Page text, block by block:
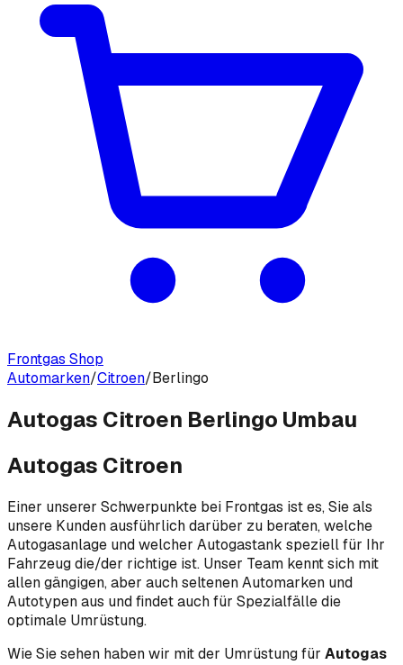
Frontgas Shop
Automarken/Citroen/Berlingo
Autogas Citroen Berlingo Umbau
Autogas Citroen
Einer unserer Schwerpunkte bei Frontgas ist es, Sie als
unsere Kunden ausführlich darüber zu beraten, welche
Autogasanlage und welcher Autogastank speziell für Ihr
Fahrzeug die/der richtige ist. Unser Team kennt sich mit
allen gängigen, aber auch seltenen Automarken und
Autotypen aus und findet auch für Spezialfälle die
optimale Umrüstung.
Wie Sie sehen haben wir mit der Umrüstung für Autogas